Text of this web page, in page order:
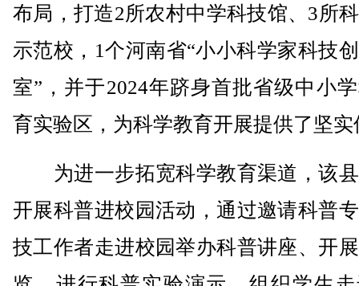
布局，打造2所农村中学科技馆、3所
示范校，1个河南省“小小科学家科技
室”，并于2024年跻身首批省级中小
育实验区，为科学教育开展提供了坚实
为进一步拓宽科学教育渠道，该
开展科普进校园活动，通过邀请科普
技工作者走进校园举办科普讲座、开